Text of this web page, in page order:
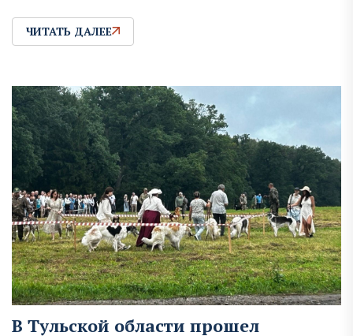
ЧИТАТЬ ДАЛЕЕ
В Тульской области прошел